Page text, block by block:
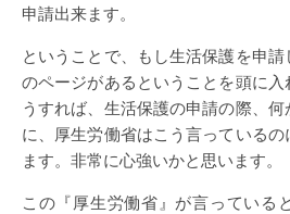
申請出来ます。
ということで、もし生活保護を申
のページがあるということを頭に
うすれば、生活保護の申請の際、
に、厚生労働省はこう言っている
ます。非常に心強いかと思います。
この『厚生労働省』が言っている